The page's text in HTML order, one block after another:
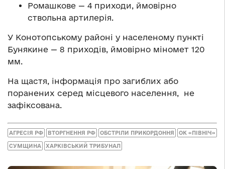
Ромашкове — 4 приходи, ймовірно
ствольна артилерія.
У Конотопському районі у населеному пункті
Бунякине — 8 приходів, ймовірно міномет 120
мм.
На щастя, інформація про загиблих або
поранених серед місцевого населення, не
зафіксована.
АГРЕСІЯ РФ ВТОРГНЕННЯ РФ ОБСТРІЛИ ПРИКОРДОННЯ ОК «ПІВНІЧ»
СУМЩИНА ХАРКІВСЬКИЙ ТРИБУНАЛ